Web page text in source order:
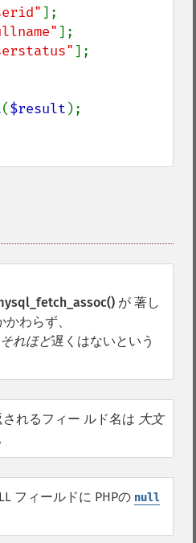
];
];
];
($result );
が 著し
わらず、
それほど遅くはないという
れるフィー ルド名は 大文
フィールドに PHPの null